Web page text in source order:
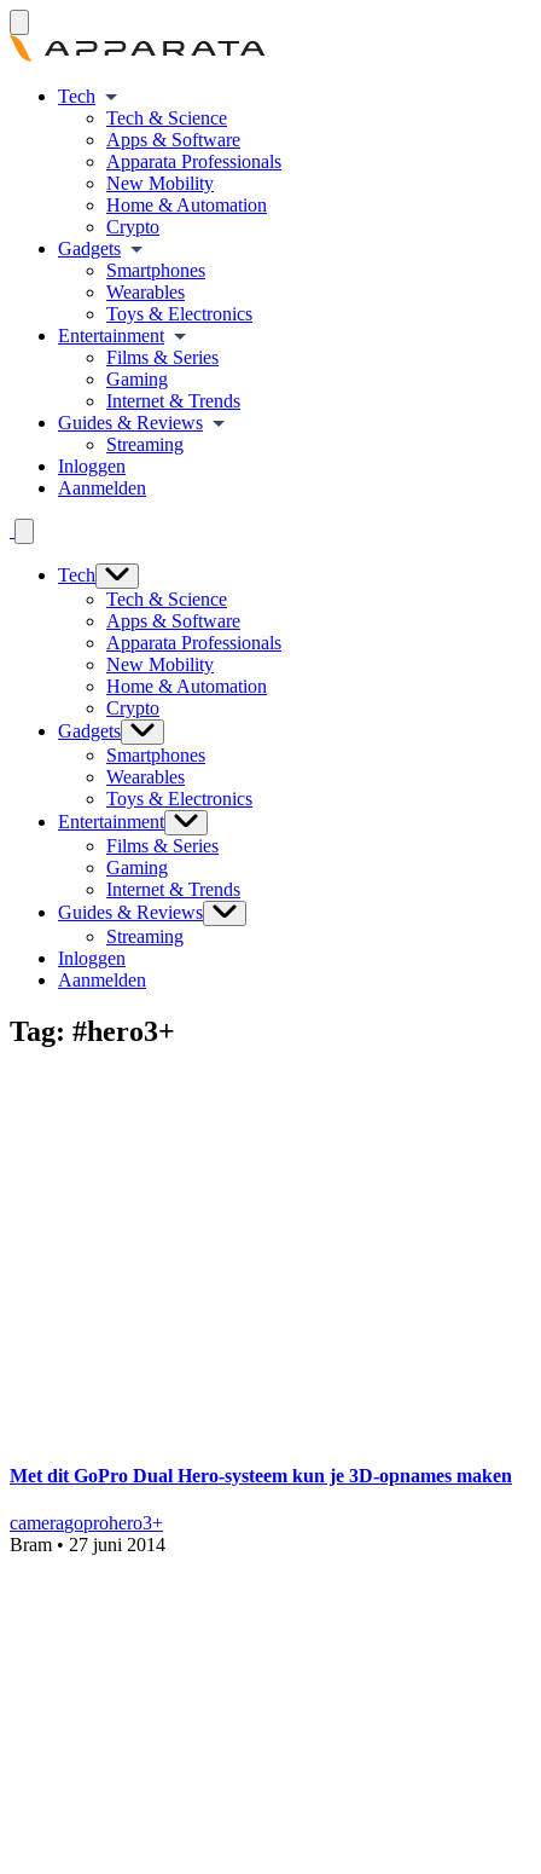
Tech
Tech & Science
Apps & Software
Apparata Professionals
New Mobility
Home & Automation
Crypto
Gadgets
Smartphones
Wearables
Toys & Electronics
Entertainment
Films & Series
Gaming
Internet & Trends
Guides & Reviews
Streaming
Inloggen
Aanmelden
Tech
Tech & Science
Apps & Software
Apparata Professionals
New Mobility
Home & Automation
Crypto
Gadgets
Smartphones
Wearables
Toys & Electronics
Entertainment
Films & Series
Gaming
Internet & Trends
Guides & Reviews
Streaming
Inloggen
Aanmelden
Tag: #hero3+
Met dit GoPro Dual Hero-systeem kun je 3D-opnames maken
cameragoprohero3+
Bram • 27 juni 2014